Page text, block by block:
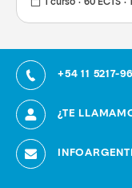
1 curso 60 ECTS
+54 11 5217-
¿TE